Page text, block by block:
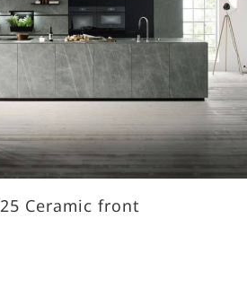
Ceramic front